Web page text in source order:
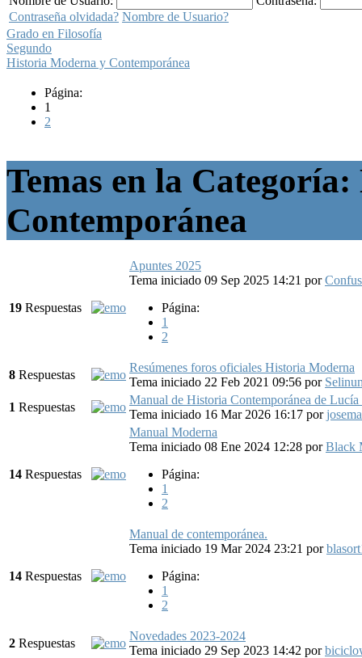
Contraseña olvidada? Nombre de Usuario?
Grado en Filosofía
Segundo
Historia Moderna y Contemporánea
Página:
1
2
Temas en la
Contemporánea
19 Respuestas
Apuntes 2025
Tema iniciado 09 Sep 2025 14:21 por
Página:
1
2
8 Respuestas
Resúmenes foros oficiales Historia Moderna
Tema iniciado 22 Feb 2021 09:56 por
1 Respuestas
Manual de Historia Contemporánea de
Tema iniciado 16 Mar 2026 16:17 por
14 Respuestas
Manual Moderna
Tema iniciado 08 Ene 2024 12:28 porBlack
Página:
1
2
14 Respuestas
Manual de contemporánea.
Tema iniciado 19 Mar 2024 23:21 por
Página:
1
2
2 Respuestas
Novedades 2023-2024
Tema iniciado 29 Sep 2023 14:42 por